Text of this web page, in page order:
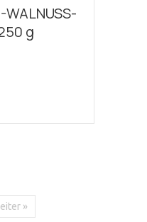
WALNUSS-
g
»